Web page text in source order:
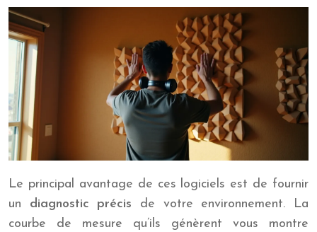
Le principal avantage de ces logiciels est de fournir
un diagnostic précis de votre environnement. La
courbe de mesure qu’ils génèrent vous montre